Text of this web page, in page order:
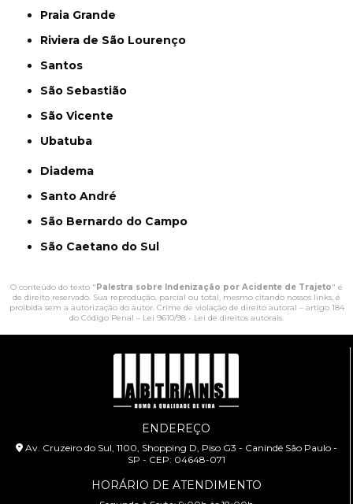
Praia Grande
Riviera de São Lourenço
Santos
São Sebastião
São Vicente
Ubatuba
Diadema
Santo André
São Bernardo do Campo
São Caetano do Sul
O conteúdo do texto "Palestra sobre Indenização por Acidente de Trajeto" é
de direito reservado. Sua reprodução, parcial ou total, mesmo citando nossos links, é
proibida sem a autorização do autor. Crime de violação de direito autoral – artigo 184
do Código Penal – Lei 9610/98 - Lei de direitos autorais.
ENDEREÇO
Av. Cruzeiro do Sul, 1100, Shopping D, Piso G3 - Canindé São Paulo -
SP - CEP: 04648-071
HORÁRIO DE ATENDIMENTO